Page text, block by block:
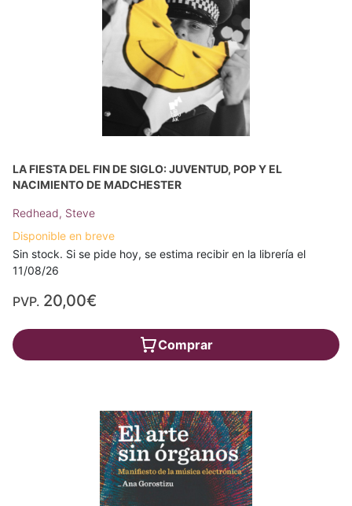
LA FIESTA DEL FIN DE SIGLO: JUVENTUD, POP Y EL
NACIMIENTO DE MADCHESTER
Redhead, Steve
Disponible en breve
Sin stock. Si se pide hoy, se estima recibir en la librería el
11/08/26
PVP. 20,00€
Comprar